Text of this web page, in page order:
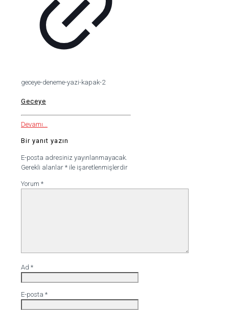
geceye-deneme-yazi-kapak-2
Geceye
Devamı...
Bir yanıt yazın
E-posta adresiniz yayınlanmayacak.
Gerekli alanlar * ile işaretlenmişlerdir
Yorum *
Ad *
E-posta *